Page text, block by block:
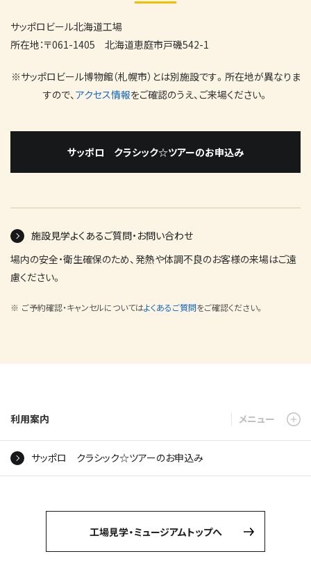
サッポロビール北海道工場
所在地：〒061-1405 北海道恵庭市戸磯542-1
※サッポロビール博物館（札幌市）とは別施設です。所在地が異なりま
すので、アクセス情報をご確認のうえ、ご来場ください。
サッポロ クラシック☆ツアーのお申込み
施設見学よくあるご質問・お問い合わせ
場内の安全・衛生確保のため、発熱や体調不良のお客様の来場はご遠
慮ください。
ご予約確認・キャンセルについてはよくあるご質問をご確認ください。
利用案内
サッポロ クラシック☆ツアーのお申込み
工場見学・ミュージアムトップへ